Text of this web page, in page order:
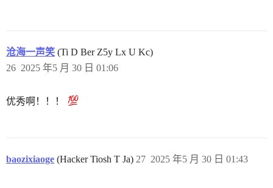
沧海一声笑 (Ti D Ber Z5y Lx U Kc)
2025 年5 月 30 日 01:06
26
优秀啊！！！
baozixiaoge (Hacker Tiosh T Ja) 2025 年5 月 30 日 01:43
27